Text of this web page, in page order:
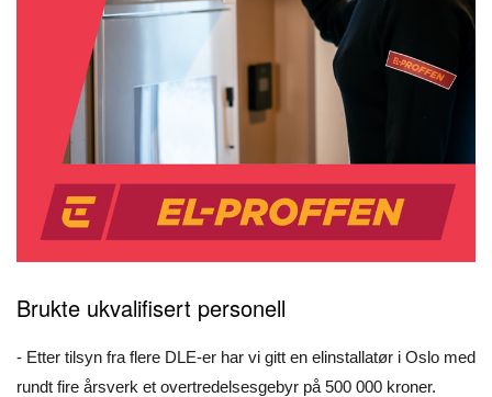
Brukte ukvalifisert personell
- Etter tilsyn fra flere DLE-er har vi gitt en elinstallatør i Oslo med
rundt fire årsverk et overtredelsesgebyr på 500 000 kroner.